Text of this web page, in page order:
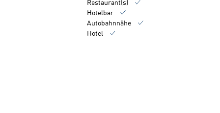
Restaurant(s)
Hotelbar
Autobahnnähe
Hotel